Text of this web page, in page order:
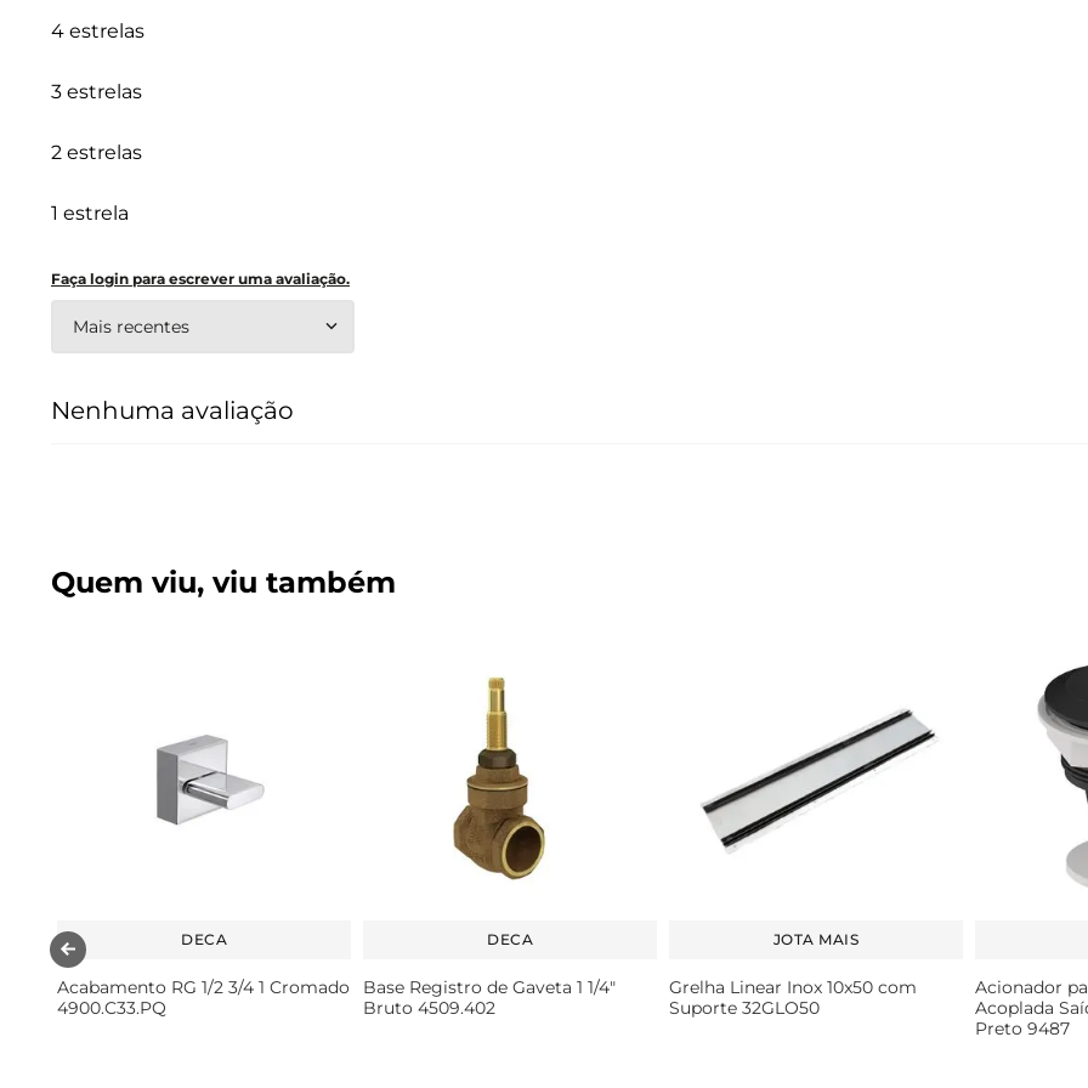
4 estrelas
3 estrelas
2 estrelas
1 estrela
Faça login para escrever uma avaliação.
Mais recentes
Nenhuma avaliação
Quem viu, viu também
DECA
Acabamento RG 1/2 3/4 1 Cromado
4900.C33.PQ
DECA
Base Registro de Gaveta 1 1/4"
Bruto 4509.402
JOTA MAIS
Grelha Linear Inox 10x50 com
Suporte 32GLO50
Acionador
Acoplada
Preto 9487